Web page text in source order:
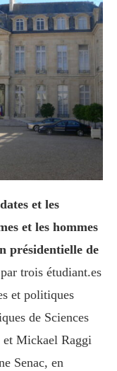
et les
et les hommes
présidentielle de
trois étudiant.es
et politiques
de Sciences
et Mickael Raggi
Senac, en